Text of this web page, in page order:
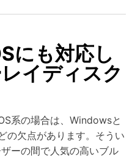
にも対応し
イディスク
系の場合は、Windowsと
の欠点があります。そうい
ーの間で人気の高いブル